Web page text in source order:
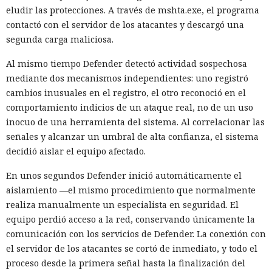
eludir las protecciones. A través de mshta.exe, el programa
contactó con el servidor de los atacantes y descargó una
segunda carga maliciosa.
Al mismo tiempo Defender detectó actividad sospechosa
mediante dos mecanismos independientes: uno registró
cambios inusuales en el registro, el otro reconoció en el
comportamiento indicios de un ataque real, no de un uso
inocuo de una herramienta del sistema. Al correlacionar las
señales y alcanzar un umbral de alta confianza, el sistema
decidió aislar el equipo afectado.
En unos segundos Defender inició automáticamente el
aislamiento —el mismo procedimiento que normalmente
realiza manualmente un especialista en seguridad. El
equipo perdió acceso a la red, conservando únicamente la
comunicación con los servicios de Defender. La conexión con
el servidor de los atacantes se cortó de inmediato, y todo el
proceso desde la primera señal hasta la finalización del